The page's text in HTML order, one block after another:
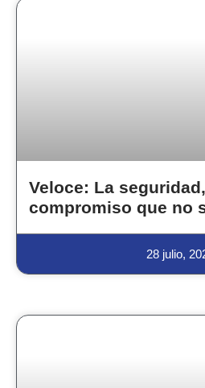
Veloce: La
compromiso que no
28 julio,